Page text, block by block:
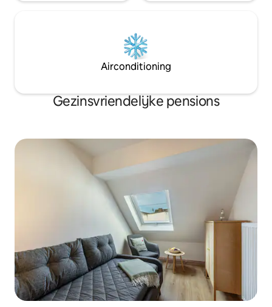
Airconditioning
Gezinsvriendelijke pensions